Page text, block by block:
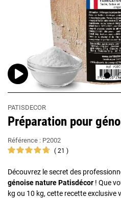
PATISDECOR
Préparation pour
Référence : P2002
21
Découvrez le secret des
génoise nature Patisdécor ! Que
kg ou 10 kg, cette recette exclusive